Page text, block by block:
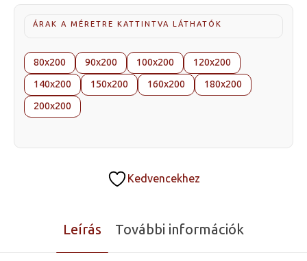
000
ÁRAK A MÉRETRE KATTINTVA LÁTHATÓK
80x200 90x200 100x200
120x200
140x200
150x200 160x200
180x200
200x200
Kedvencekhez
Leírás További információk